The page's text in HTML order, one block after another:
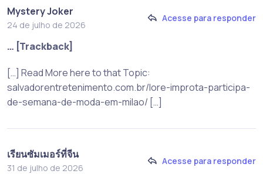
Mystery Joker
24 de julho de 2026
Acesse para responder
… [Trackback]
[…] Read More here to that Topic:
salvadorentretenimento.com.br/lore-improta-participa-
de-semana-de-moda-em-milao/ […]
เรียนซัมเมอร์ที่จีน
31 de julho de 2026
Acesse para responder